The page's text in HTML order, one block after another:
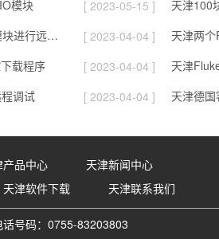
模块 [ 2023-05-15 ]
天津西门子1200与华杰智控分布式IO模块进行远距离光纤通信
[ 2023-04-04 ] 天津两
载程序
[ 2023-04-04 ] 天津
调试
[ 2023-04-04 ] 天津德
产品中心
天津新闻中心
天津软件下载 天津联系我们
话号码：0755-83203803